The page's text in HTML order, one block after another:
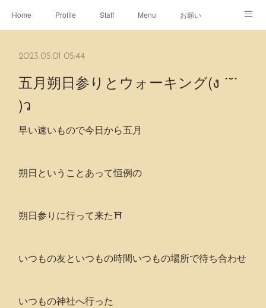
Home Profile Staff Menu お願い
2023.05.01 05:44
五月朔日参りとウォーキング(ง ˙˘˙
)ว
早い速いもので今日から五月
朔日ということあって恒例の
朔日参りに行って来た⛩
いつもの友といつもの時間いつもの場所で待ち合わせ
いつもの神社へ行った